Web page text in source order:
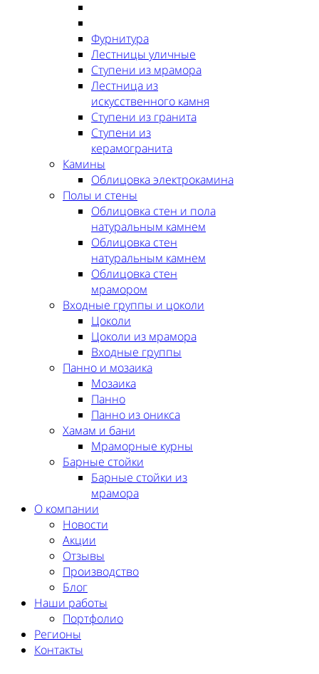
Фурнитура
Лестницы уличные
Ступени из мрамора
Лестница из
искусственного камня
Ступени из гранита
Ступени из
керамогранита
Камины
Облицовка электрокамина
Полы и стены
Облицовка стен и пола
натуральным камнем
Облицовка стен
натуральным камнем
Облицовка стен
мрамором
Входные группы и цоколи
Цоколи
Цоколи из мрамора
Входные группы
Панно и мозаика
Мозаика
Панно
Панно из оникса
Хамам и бани
Мраморные курны
Барные стойки
Барные стойки из
мрамора
О компании
Новости
Акции
Отзывы
Производство
Блог
Наши работы
Портфолио
Регионы
Контакты